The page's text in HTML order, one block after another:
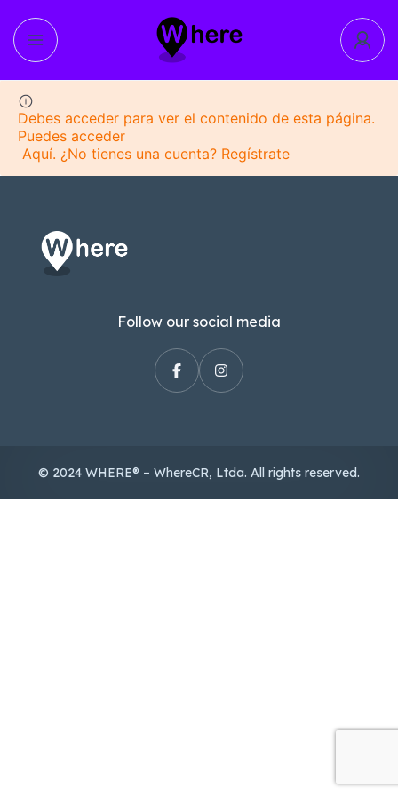
Debes acceder para ver el contenido de esta página.
Puedes acceder
Aquí. ¿No tienes una cuenta? Regístrate
Follow our social media
© 2024 WHERE® – WhereCR, Ltda. All rights reserved.